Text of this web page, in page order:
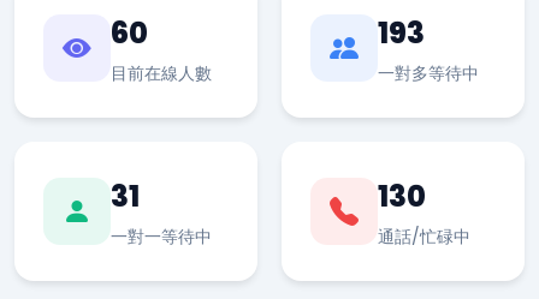
60
目前在線人數
193
一對多等待中
31
一對一等待中
130
通話/忙碌中